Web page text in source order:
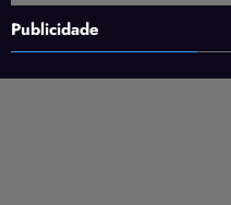
Publicidade